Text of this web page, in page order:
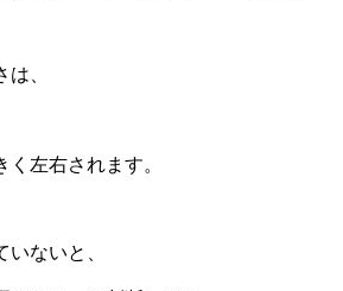
、
く左右されます。
ないと、